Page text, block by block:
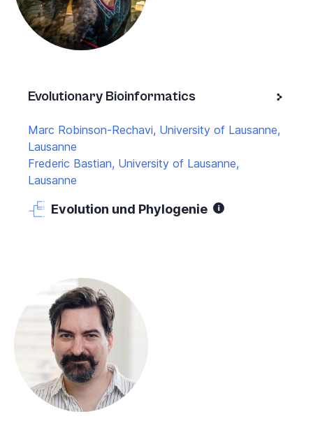
Evolutionary Bioinformatics
Marc Robinson-Rechavi, University of Lausanne,
Lausanne
Frederic Bastian, University of Lausanne,
Lausanne
Evolution und Phylogenie